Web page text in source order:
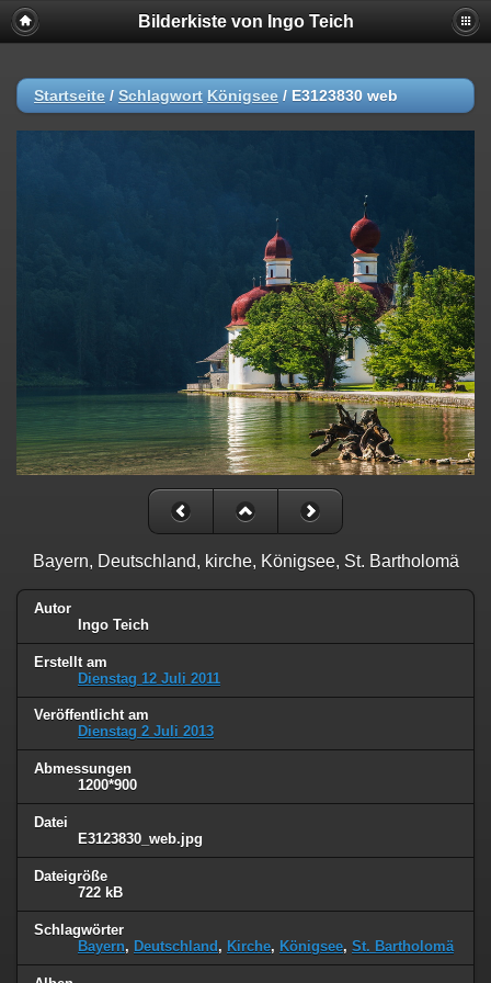
Bilderkiste von Ingo Teich
Startseite / Schlagwort Königsee / E3123830 web
Bayern, Deutschland, kirche, Königsee, St. Bartholomä
Autor
Ingo Teich
Erstellt am
Dienstag 12 Juli 2011
Veröffentlicht am
Dienstag 2 Juli 2013
Abmessungen
1200*900
Datei
E3123830_web.jpg
Dateigröße
722 kB
Schlagwörter
Bayern, Deutschland , Kirche, Königsee, St. Bartholomä